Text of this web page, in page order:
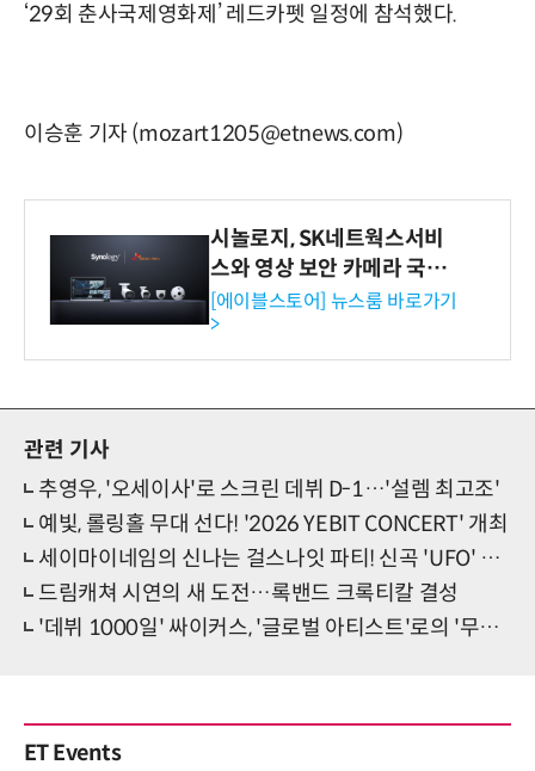
‘29회 춘사국제영화제’ 레드카펫 일정에 참석했다.
이승훈 기자 (mozart1205@etnews.com)
시놀로지, SK네트웍스서비
스와 영상 보안 카메라 국내
독점 판매 파트너십 체결
[에이블스토어] 뉴스룸 바로가기
>
관련 기사
추영우, '오세이사'로 스크린 데뷔 D-1…'설렘 최고조'
예빛, 롤링홀 무대 선다! '2026 YEBIT CONCERT' 개최
세이마이네임의 신나는 걸스나잇 파티! 신곡 'UFO' 기대 증폭
드림캐쳐 시연의 새 도전…록밴드 크록티칼 결성
'데뷔 1000일' 싸이커스, '글로벌 아티스트'로의 '무한 성장'
ET Events